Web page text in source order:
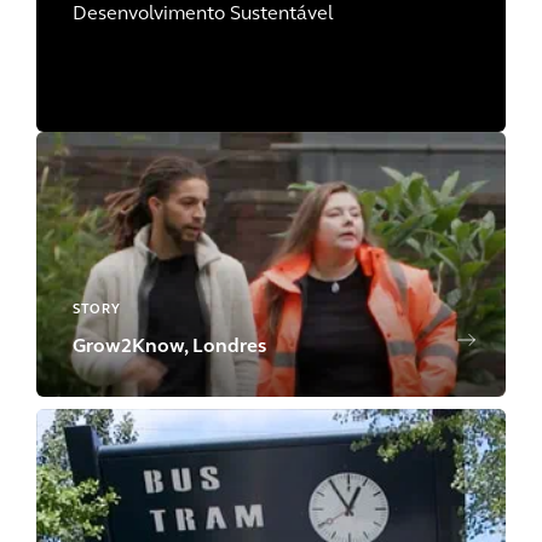
Desenvolvimento Sustentável
STORY
Grow2Know, Londres